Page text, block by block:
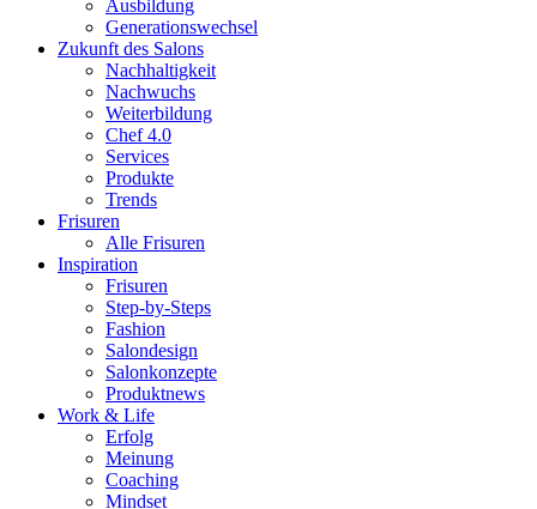
Ausbildung
Generationswechsel
Zukunft des Salons
Nachhaltigkeit
Nachwuchs
Weiterbildung
Chef 4.0
Services
Produkte
Trends
Frisuren
Alle Frisuren
Inspiration
Frisuren
Step-by-Steps
Fashion
Salondesign
Salonkonzepte
Produktnews
Work & Life
Erfolg
Meinung
Coaching
Mindset